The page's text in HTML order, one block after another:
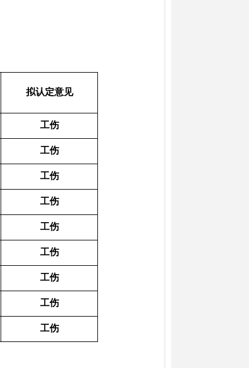
拟认定意见
工伤
工伤
工伤
工伤
工伤
工伤
工伤
工伤
工伤